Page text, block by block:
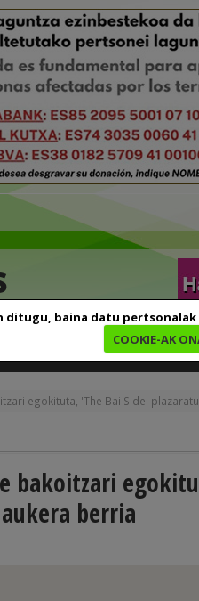
ditugu, baina datu
COOKIE-AK
Euskara
egokituta, 'The Bai Side'
bakoitzari
berria